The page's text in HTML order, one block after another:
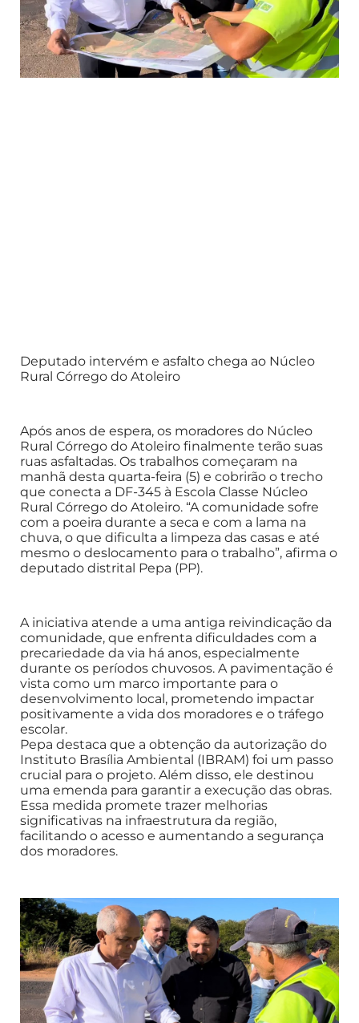
Deputado intervém e asfalto chega ao Núcleo
Rural Córrego do Atoleiro
Após anos de espera, os moradores do Núcleo
Rural Córrego do Atoleiro finalmente terão suas
ruas asfaltadas. Os trabalhos começaram na
manhã desta quarta-feira (5) e cobrirão o trecho
que conecta a DF-345 à Escola Classe Núcleo
Rural Córrego do Atoleiro. “A comunidade sofre
com a poeira durante a seca e com a lama na
chuva, o que dificulta a limpeza das casas e até
mesmo o deslocamento para o trabalho”, afirma o
deputado distrital Pepa (PP).
A iniciativa atende a uma antiga reivindicação da
comunidade, que enfrenta dificuldades com a
precariedade da via há anos, especialmente
durante os períodos chuvosos. A pavimentação é
vista como um marco importante para o
desenvolvimento local, prometendo impactar
positivamente a vida dos moradores e o tráfego
escolar.
Pepa destaca que a obtenção da autorização do
Instituto Brasília Ambiental (IBRAM) foi um passo
crucial para o projeto. Além disso, ele destinou
uma emenda para garantir a execução das obras.
Essa medida promete trazer melhorias
significativas na infraestrutura da região,
facilitando o acesso e aumentando a segurança
dos moradores.